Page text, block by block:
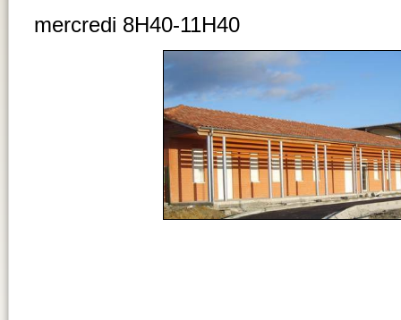
mercredi 8H40-11H40